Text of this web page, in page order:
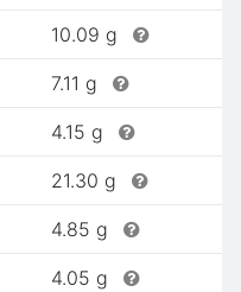
10.09 g
7.11 g
4.15 g
21.30 g
4.85 g
4.05 g